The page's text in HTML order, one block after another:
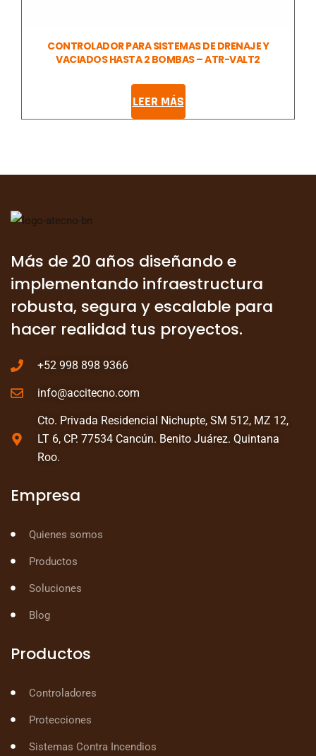
CONTROLADOR PARA SISTEMAS DE DRENAJE Y
VACIADOS HASTA 2 BOMBAS – ATR-VALT2
LEER MÁS
Más de 20 años diseñando e
implementando infraestructura
robusta, segura y escalable para
hacer realidad tus proyectos.
+52 998 898 9366
info@accitecno.com
Cto. Privada Residencial Nichupte, SM 512, MZ 12,
LT 6, CP. 77534 Cancún. Benito Juárez. Quintana
Roo.
Empresa
Quienes somos
Productos
Soluciones
Blog
Productos
Controladores
Protecciones
Sistemas Contra Incendios